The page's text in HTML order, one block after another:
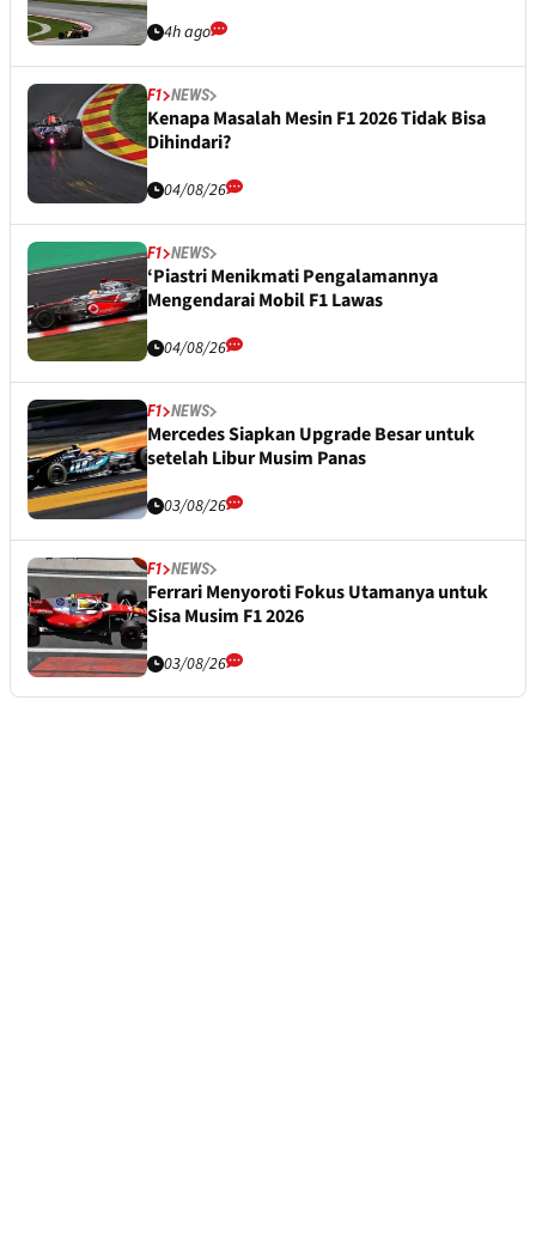
4h ago
F1 NEWS
Kenapa Masalah Mesin F1 2026 Tidak Bisa
Dihindari?
04/08/26
F1 NEWS
‘Piastri Menikmati Pengalamannya
Mengendarai Mobil F1 Lawas
04/08/26
F1 NEWS
Mercedes Siapkan Upgrade Besar untuk
setelah Libur Musim Panas
03/08/26
F1 NEWS
Ferrari Menyoroti Fokus Utamanya untuk
Sisa Musim F1 2026
03/08/26